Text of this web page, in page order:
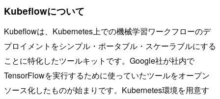
Kubeflowについて
Kubeflowは、Kubernetes上での機械学習ワークフローのデ
プロイメントをシンプル・ポータブル・スケーラブルにする
ことに特化したツールキットです。Google社が社内で
TensorFlowを実行するために使っていたツールをオープン
ソース化したものが始まりです。Kubernetes環境を用意す